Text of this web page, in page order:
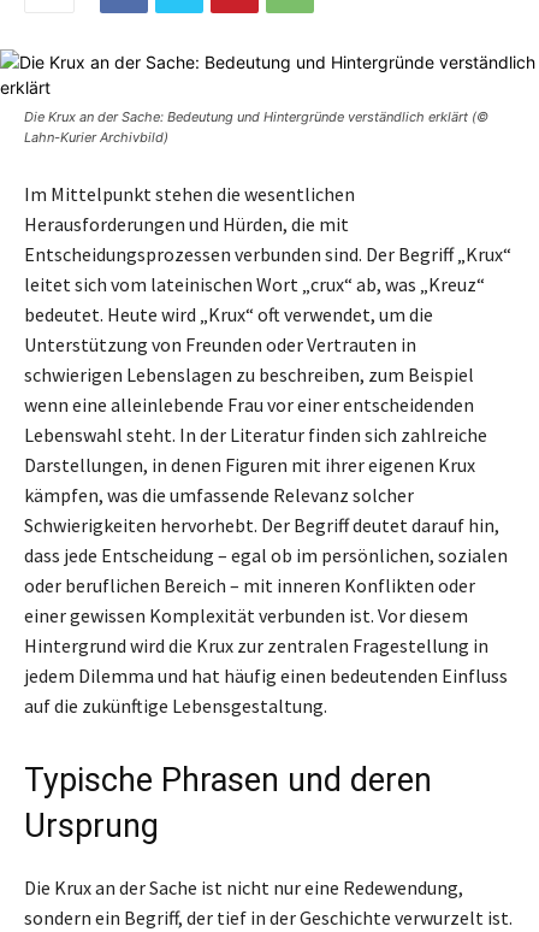
Die Krux an der Sache: Bedeutung und Hintergründe verständlich erklärt (©
Lahn-Kurier Archivbild)
Im Mittelpunkt stehen die wesentlichen
Herausforderungen und Hürden, die mit
Entscheidungsprozessen verbunden sind. Der Begriff „Krux“
leitet sich vom lateinischen Wort „crux“ ab, was „Kreuz“
bedeutet. Heute wird „Krux“ oft verwendet, um die
Unterstützung von Freunden oder Vertrauten in
schwierigen Lebenslagen zu beschreiben, zum Beispiel
wenn eine alleinlebende Frau vor einer entscheidenden
Lebenswahl steht. In der Literatur finden sich zahlreiche
Darstellungen, in denen Figuren mit ihrer eigenen Krux
kämpfen, was die umfassende Relevanz solcher
Schwierigkeiten hervorhebt. Der Begriff deutet darauf hin,
dass jede Entscheidung – egal ob im persönlichen, sozialen
oder beruflichen Bereich – mit inneren Konflikten oder
einer gewissen Komplexität verbunden ist. Vor diesem
Hintergrund wird die Krux zur zentralen Fragestellung in
jedem Dilemma und hat häufig einen bedeutenden Einfluss
auf die zukünftige Lebensgestaltung.
Typische Phrasen und deren
Ursprung
Die Krux an der Sache ist nicht nur eine Redewendung,
sondern ein Begriff, der tief in der Geschichte verwurzelt ist.